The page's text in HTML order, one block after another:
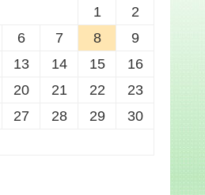
1
2
6 7 8
9
13 14 15
16
20 21 22
23
27 28 29
30